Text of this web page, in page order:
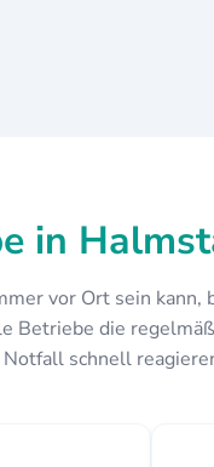
in
vor Ort sein kann,
Betriebe die
schnell